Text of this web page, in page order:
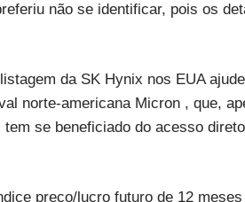
não se identificar, pois os
da SK Hynix nos EUA
norte-americana Micron , que,
se beneficiado do acesso
preço/lucro futuro de 12